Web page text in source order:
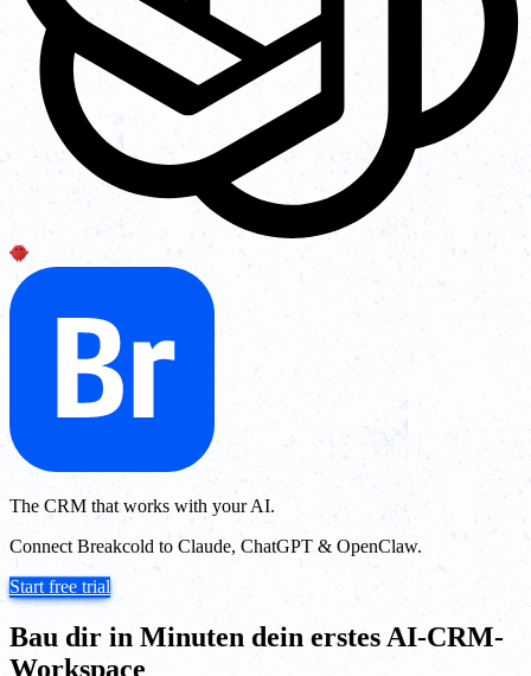
The CRM that works with your AI.
Connect Breakcold to Claude, ChatGPT & OpenClaw.
Start free trial
Bau dir in Minuten dein erstes AI-CRM-
Workspace